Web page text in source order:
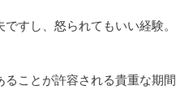
ですし、怒られてもいい経験
ことが許容される貴重な期